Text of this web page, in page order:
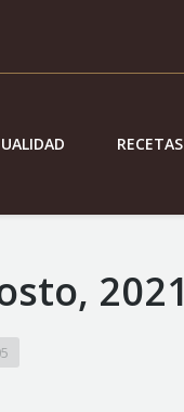
RECETAS
2021